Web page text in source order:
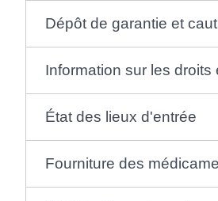
Dépôt de garantie et
Information sur les droits
État des lieux d'entrée
Fourniture des